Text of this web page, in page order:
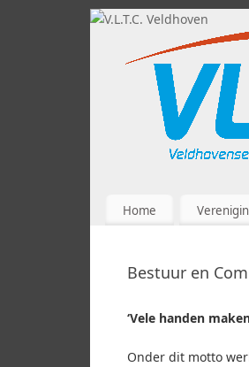
Home
Bestuur en
‘Vele handen
Onder dit motto